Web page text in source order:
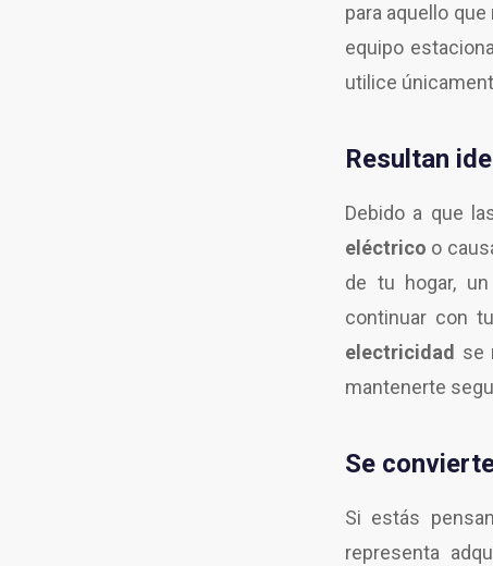
para aquello
equipo
utilice
Resultan
Debido a que
eléctrico o
de tu hogar, un
continuar con
electricidad se
mantenerte
Se
Si estás
representa